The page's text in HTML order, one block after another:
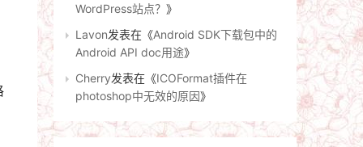
WordPress站点？ 》
Lavon发表在《Android SDK下载包中的
Android API doc用途》
Cherry发表在《ICOFormat插件在
photoshop中无效的原因》